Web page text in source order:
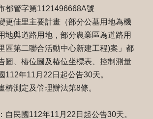
都管字第1121496668A號
更佳里主要計畫（部分公墓用地為機
地與道路用地，部分農業區為道路用
區第二聯合活動中心新建工程)案」都
圖、樁位圖及樁位坐標表、控制測量
112年11月22日起公告30天。
樁測定及管理辦法第8條。
自民國112年11月22日起公告30天。